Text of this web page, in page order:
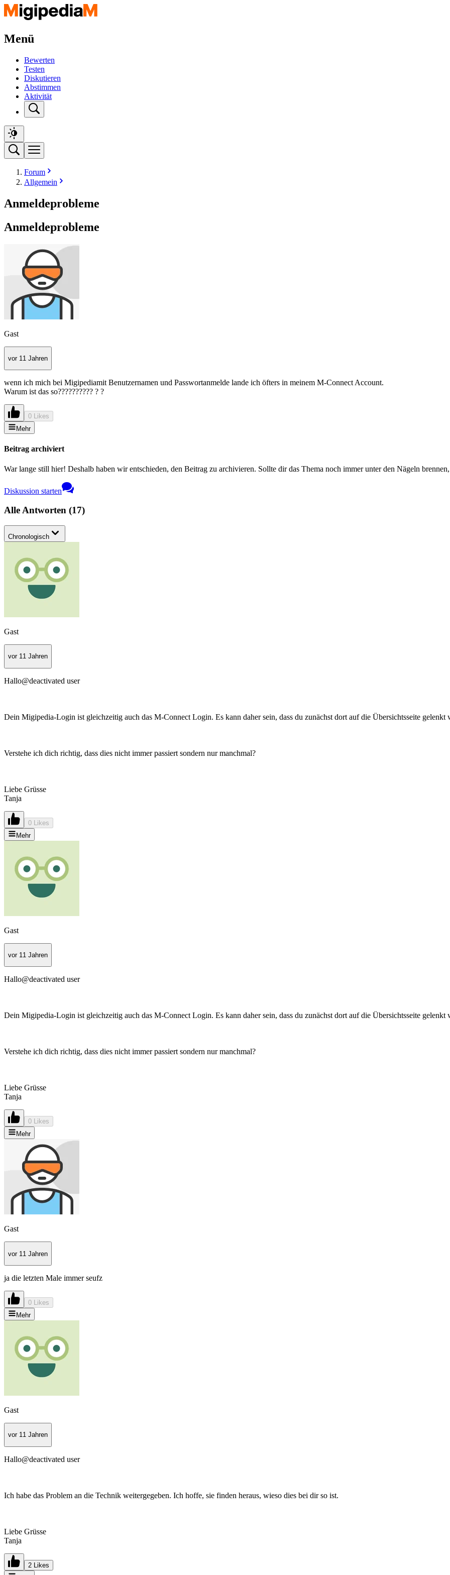
Menü
Bewerten
Testen
Diskutieren
Abstimmen
Aktivität
Forum
Allgemein
Anmeldeprobleme
Anmeldeprobleme
Gast
vor 11 Jahren
wenn ich mich bei Migipediamit Benutzernamen und Passwortanmelde lande ich öfters in meinem M-Connect Account.
Warum ist das so?????????? ? ?
0 Likes
Mehr
Beitrag archiviert
War lange still hier! Deshalb haben wir entschieden, den Beitrag zu archivieren. Sollte dir das Thema noch immer unter den Nägeln
Diskussion starten
Alle Antworten (17)
Chronologisch
Gast
vor 11 Jahren
Hallo@deactivated user
Dein Migipedia-Login ist gleichzeitig auch das M-Connect Login. Es kann daher sein, dass du zunächst dort auf die Übersichtsseite gelenkt
Verstehe ich dich richtig, dass dies nicht immer passiert sondern nur manchmal?
Liebe Grüsse
Tanja
0 Likes
Mehr
Gast
vor 11 Jahren
Hallo@deactivated user
Dein Migipedia-Login ist gleichzeitig auch das M-Connect Login. Es kann daher sein, dass du zunächst dort auf die Übersichtsseite gelenkt
Verstehe ich dich richtig, dass dies nicht immer passiert sondern nur manchmal?
Liebe Grüsse
Tanja
0 Likes
Mehr
Gast
vor 11 Jahren
ja die letzten Male immer seufz
0 Likes
Mehr
Gast
vor 11 Jahren
Hallo@deactivated user
Ich habe das Problem an die Technik weitergegeben. Ich hoffe, sie finden heraus, wieso dies bei dir so ist.
Liebe Grüsse
Tanja
2 Likes